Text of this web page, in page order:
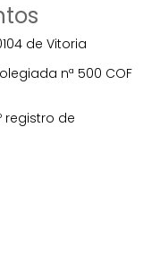
de Vitoria
nª 500 COF
registro de